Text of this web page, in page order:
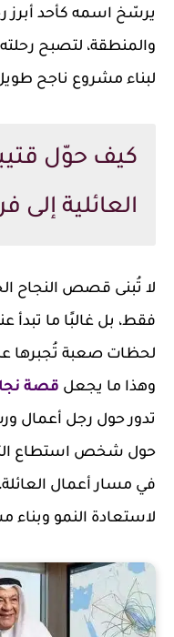
يرسّخ اسمه كأحد أبرز
والمنطقة، لتصبح
لبناء مشروع ناجح
كيف حوّل
العائلية إلى
لا تُبنى قصص النجاح
فقط، بل غالبًا ما تبدأ
لحظات صعبة تُجبرها
وهذا ما يجعل قصة
تدور حول رجل أعمال
حول شخص استطاع
في مسار أعمال
لاستعادة النمو وبناء